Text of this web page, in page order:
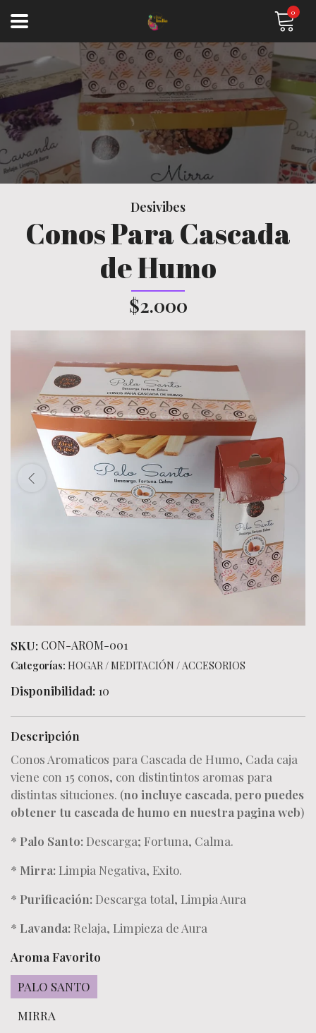
0
Desivibes
Conos Para Cascada
de Humo
$2.000
SKU: CON-AROM-001
Categorías: HOGAR/ MEDITACIÓN /ACCESORIOS
Disponibilidad: 10
Descripción
Conos Aromaticos para Cascada de Humo, Cada caja
viene con 15 conos, con distintintos aromas para
distintas situciones. (no incluye cascada, pero puedes
obtener tu cascada de humo en nuestra pagina web)
* Palo Santo: Descarga; Fortuna, Calma.
* Mirra: Limpia Negativa, Exito.
* Purificación: Descarga total, Limpia Aura
* Lavanda: Relaja, Limpieza de Aura
Aroma Favorito
PALO SANTO
MIRRA